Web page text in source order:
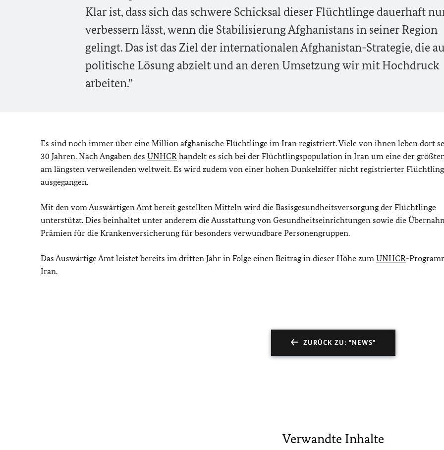
Klar ist, dass sich das schwere Schicksal dieser Flüchtlinge dauerhaft
verbessern lässt, wenn die Stabilisierung Afghanistans in seiner Region
gelingt. Das ist das Ziel der internationalen Afghanistan-Strategie, die
politische Lösung abzielt und an deren Umsetzung wir mit Hochdruck
arbeiten.“
Es sind noch immer über eine Million afghanische Flüchtlinge im Iran registriert. Viele von ihnen leben dort
30 Jahren. Nach Angaben des UNHCR handelt es sich bei der Flüchtlingspopulation in Iran um eine der
am längsten verweilenden weltweit. Es wird zudem von einer hohen Dunkelziffer nicht registrierter
ausgegangen.
Mit den vom Auswärtigen Amt bereit gestellten Mitteln wird die Basisgesundheitsversorgung der Flüchtlinge
unterstützt. Dies beinhaltet unter anderem die Ausstattung von Gesundheitseinrichtungen sowie die
Prämien für die Krankenversicherung für besonders verwundbare Personengruppen.
Das Auswärtige Amt leistet bereits im dritten Jahr in Folge einen Beitrag in dieser Höhe zum UNHCR-
Iran.
ZURÜCK ZU: "NEWS"
Verwandte Inhalte